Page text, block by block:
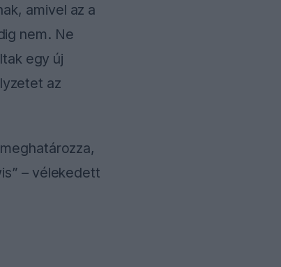
amivel az a
nem. Ne
egy új
az
– vélekedett